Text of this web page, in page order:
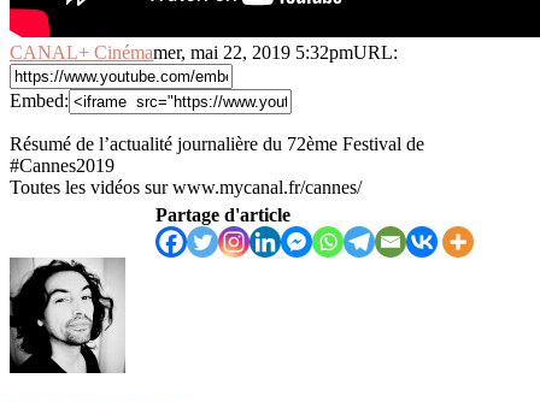
CANAL+ Cinémamer, mai 22, 2019 5:32pmURL:
Embed:
Résumé de l’actualité journalière du 72ème Festival de
#Cannes2019
Toutes les vidéos sur www.mycanal.fr/cannes/
Partage d'article